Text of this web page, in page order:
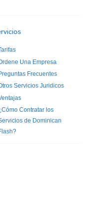
Una Empresa
Frecuentes
Servicios Juridicos
Contratar los
de Dominican